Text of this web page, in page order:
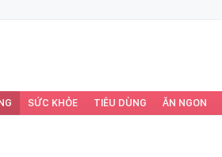
SỨC KHỎE TIÊU DÙNG ĂN NGON